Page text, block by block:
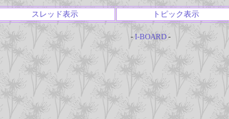
スレッド表示 トピック表示
- I-BOARD-